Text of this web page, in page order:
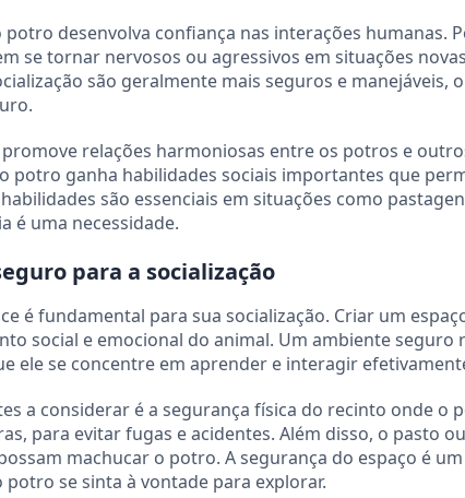
desenvolva confiança nas interações humanas.
se tornar nervosos ou agressivos em situações
são geralmente mais seguros e manejáveis,
relações harmoniosas entre os potros e
potro ganha habilidades sociais importantes que
são essenciais em situações como
é uma necessidade.
para a socialização
é fundamental para sua socialização. Criar um
social e emocional do animal. Um ambiente seguro
ele se concentre em aprender e interagir
a considerar é a segurança física do recinto onde o
para evitar fugas e acidentes. Além disso, o pasto
machucar o potro. A segurança do espaço é
se sinta à vontade para explorar.